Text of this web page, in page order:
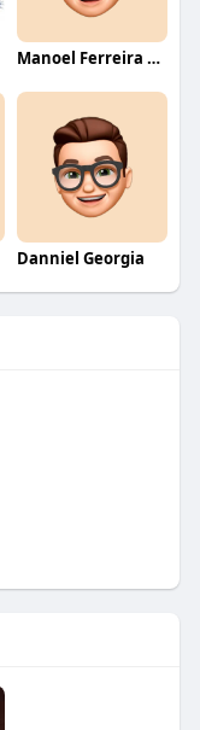
Manoel Ferreira dos Santos junior
Danniel Georgia